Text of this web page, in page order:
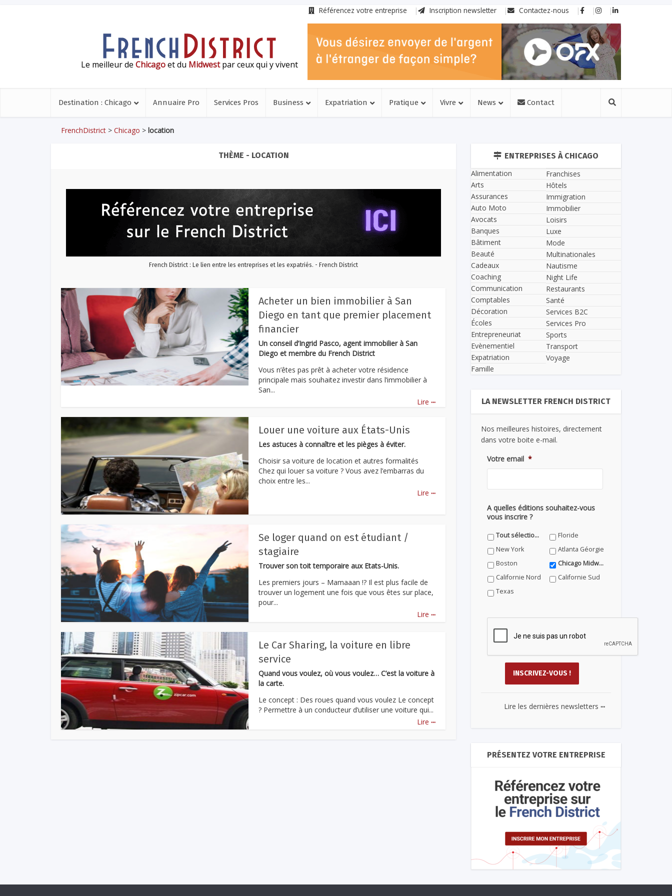
Référencez votre entreprise Inscription newsletter Contactez-nous
Le meilleur de Chicagoet du Midwestpar ceux qui y vivent
Destination : Chicago Annuaire Pro Services Pros Business Expatriation Pratique Vivre News Contact
FrenchDistrict > Chicago > location
THÈME - LOCATION
French District : Le lien entre les entreprises et les expatriés. - French District
Acheter un bien immobilier à San
Diego en tant que premier placement
financier
Un conseil d’Ingrid Pasco, agent immobilier à San
Diego et membre du French District
Vous n’êtes pas prêt à acheter votre résidence
principale mais souhaitez investir dans l’immobilier à
San...
Lire ...
Louer une voiture aux États-Unis
Les astuces à connaître et les pièges à éviter.
Choisir sa voiture de location et autres formalités
Chez qui louer sa voiture ? Vous avez l’embarras du
choix entre les...
Lire ...
Se loger quand on est étudiant /
stagiaire
Trouver son toit temporaire aux Etats-Unis.
Les premiers jours – Mamaaan !? Il est plus facile de
trouver un logement une fois que vous êtes sur place,
pour...
Lire ...
Le Car Sharing, la voiture en libre
service
Quand vous voulez, où vous voulez… C’est la voiture à
la carte.
Le concept : Des roues quand vous voulez Le concept
? Permettre à un conducteur d’utiliser une voiture qui...
Lire ...
ENTREPRISES À CHICAGO
Alimentation
Arts
Assurances
Auto Moto
Avocats
Banques
Bâtiment
Beauté
Cadeaux
Coaching
Communication
Comptables
Décoration
Écoles
Entrepreneuriat
Evènementiel
Expatriation
Famille
Franchises
Hôtels
Immigration
Immobilier
Loisirs
Luxe
Mode
Multinationales
Nautisme
Night Life
Restaurants
Santé
Services B2C
Services Pro
Sports
Transport
Voyage
LA NEWSLETTER FRENCH DISTRICT
Nos meilleures histoires, directement
dans votre boite e-mail.
Votre email *
A quelles éditions souhaitez-vous
vous inscrire ?
Tout sélectionner
Floride
New York
Atlanta Géorgie
Boston
Chicago Midwest
Californie Nord
Californie Sud
Texas
Lire les dernières newsletters ...
PRÉSENTEZ VOTRE ENTREPRISE